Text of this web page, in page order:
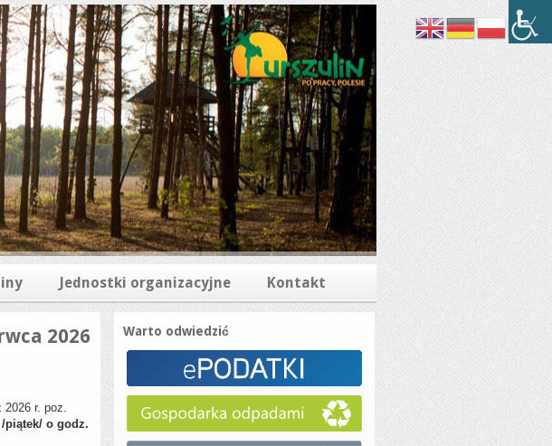
Jednostki organizacyjne Kontakt
2026
2026 r. poz.
piątek/ o godz.
Warto odwiedzić